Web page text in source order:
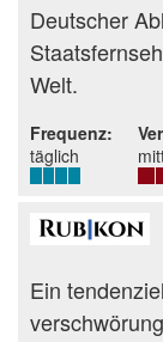
Beurteilung
Deutscher
Welt.
Frequenz
täglich
Beurteilung
Ein